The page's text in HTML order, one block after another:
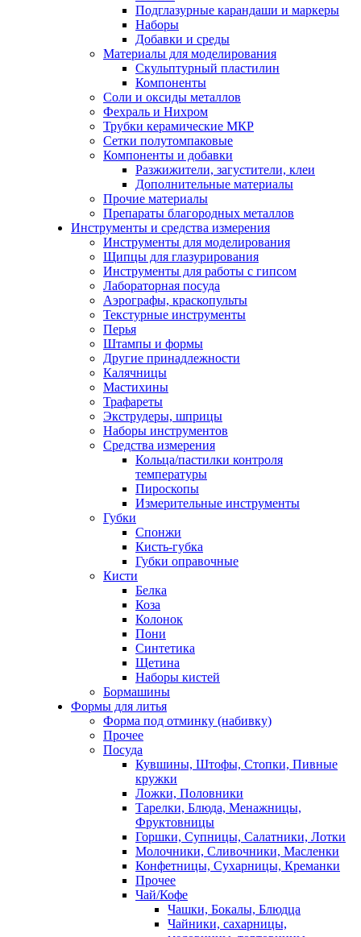
Подглазурные карандаши и маркеры
Наборы
Добавки и среды
Материалы для моделирования
Скульптурный пластилин
Компоненты
Соли и оксиды металлов
Фехраль и Нихром
Трубки керамические МКР
Сетки полутомпаковые
Компоненты и добавки
Разжижители, загустители, клеи
Дополнительные материалы
Прочие материалы
Препараты благородных металлов
Инструменты и средства измерения
Инструменты для моделирования
Щипцы для глазурирования
Инструменты для работы с гипсом
Лабораторная посуда
Аэрографы, краскопульты
Текстурные инструменты
Перья
Штампы и формы
Другие принадлежности
Калячницы
Мастихины
Трафареты
Экструдеры, шприцы
Наборы инструментов
Средства измерения
Кольца/пастилки контроля
температуры
Пироскопы
Измерительные инструменты
Губки
Спонжи
Кисть-губка
Губки оправочные
Кисти
Белка
Коза
Колонок
Пони
Синтетика
Щетина
Наборы кистей
Бормашины
Формы для литья
Форма под отминку (набивку)
Прочее
Посуда
Кувшины, Штофы, Стопки, Пивные
кружки
Ложки, Половники
Тарелки, Блюда, Менажницы,
Фруктовницы
Горшки, Супницы, Салатники, Лотки
Молочники, Сливочники, Масленки
Конфетницы, Сухарницы, Креманки
Прочее
Чай/Кофе
Чашки, Бокалы, Блюдца
Чайники, сахарницы,